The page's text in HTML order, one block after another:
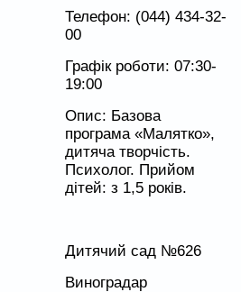
Телефон: (044) 434-32-
00
Графік роботи: 07:30-
19:00
Опис: Базова
програма «Малятко»,
дитяча творчість.
Психолог. Прийом
дітей: з 1,5 років.
Дитячий сад №626
Виноградар